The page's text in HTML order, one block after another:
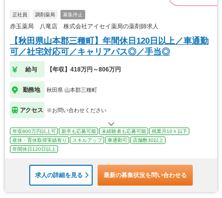
正社員 調剤薬局 募集停止
赤玉薬局 八竜店 株式会社アイセイ薬局の薬剤師求人
【秋田県山本郡三種町】年間休日120日以上／車通勤
可／社宅対応可／キャリアパス◎／手当◎
給与 【年収】418万円～806万円
勤務地 秋田県 山本郡三種町
アクセス ※お問い合わせください
年収800万円以上可 新卒も応募可能 未経験者も応募可能
残業月10ｈ以下
産休・育休取得実績有り
スキルアップ 車通勤可
店舗数30以上
年間休日120日以上
求人の詳細を見る 最新の募集状況を問い合わせる